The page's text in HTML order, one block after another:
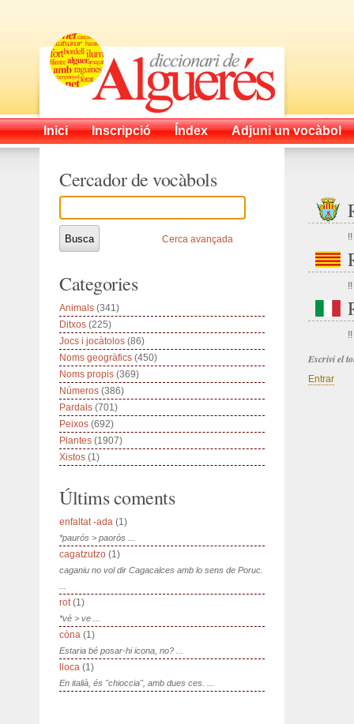
Inici Inscripció Índex Adjuni un vocàbol
!!
!!
!!
Escrivi el
Entrar
Cercador de vocàbols
Cerca avançada
Categories
Animals (341)
Ditxos (225)
Jocs i jocàtolos (86)
Noms geogràfics (450)
Noms propis (369)
Números (386)
Pardals (701)
Peixos (692)
Plantes (1907)
Xistos (1)
Últims coments
enfaltat -ada (1)
*paurós > paorós ...
cagatzutzo (1)
caganiu no vol dir Cagacalces amb lo sens de Poruc.
rot(1)
*vé > ve ...
còna (1)
Estaria bé posar-hi icona, no? ...
lloca (1)
En italià, és "chioccia", amb dues ces. ...